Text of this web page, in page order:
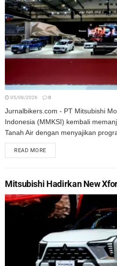
05/08/2026 0
Jurnalbikers.com - PT Mitsubishi
Indonesia (MMKSI) kembali
Tanah Air dengan menyajikan
READ MORE
Mitsubishi Hadirkan New